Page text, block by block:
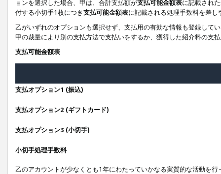
ョンを選択した場合、甲は、合計支払額が支払可能金額表に記載され
付する小切手1枚につき支払可能金額表に記載される処理手数料を差し
乙がいずれのオプションも選択せず、支払用の有効な情報も登録して
甲の裁量により別の支払方法で支払いをするか、獲得した紹介料の支
支払可能金額表
支払オプション1 (振込)
支払オプション2 (ギフトカード)
支払オプション3 (小切手)
小切手処理手数料
乙のアカウントが少なくとも1年にわたっていかなる実質的な活動を